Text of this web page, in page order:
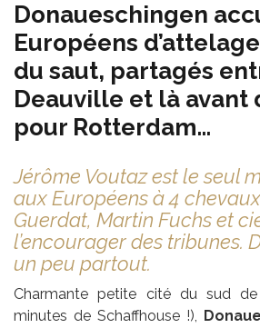
Donaueschingen
Européens
du saut, partagés
Deauville et là avant
pour Rotterdam…
Jérôme Voutaz est le seul
aux Européens à 4
Guerdat, Martin Fuchs et
l’encourager des tribunes.
un peu partout.
Charmante petite cité du sud de
minutes de Schaffhouse !),